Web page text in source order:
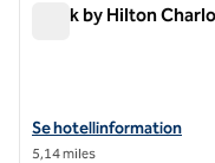
Spark by Hilton
Visa hotelluppgifter för
Se hotellinformation
5,14 miles